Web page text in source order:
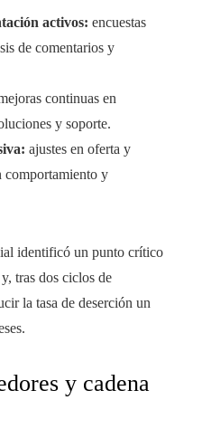
activos: encuestas
de comentarios y
continuas en
y soporte.
ajustes en oferta y
comportamiento y
identificó un punto crítico
tras dos ciclos de
la tasa de deserción un
y cadena